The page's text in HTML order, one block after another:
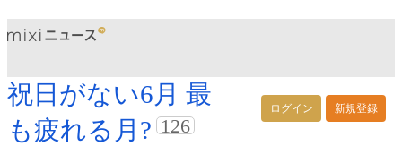
ログイン 新規登録
祝日がない6月 最
も疲れる月? 126